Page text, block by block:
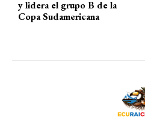
y lidera el grupo B de la
Copa Sudamericana